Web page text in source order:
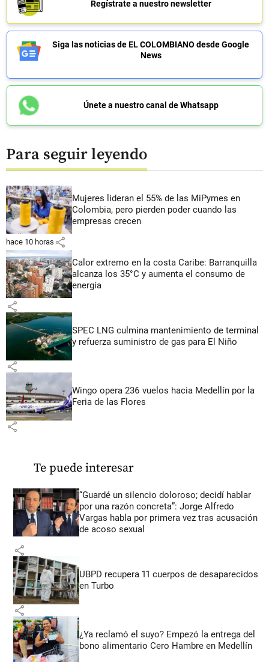
Regístrate a nuestro newsletter
Siga las noticias de EL COLOMBIANO desde Google
News
Únete a nuestro canal de Whatsapp
Para seguir leyendo
Mujeres lideran el 55% de las MiPymes en
Colombia, pero pierden poder cuando las
empresas crecen
hace 10 horas share
Calor extremo en la costa Caribe: Barranquilla
alcanza los 35°C y aumenta el consumo de
energía
share
SPEC LNG culmina mantenimiento de terminal
y refuerza suministro de gas para El Niño
share
Wingo opera 236 vuelos hacia Medellín por la
Feria de las Flores
share
Te puede interesar
“Guardé un silencio doloroso; decidí hablar
por una razón concreta”: Jorge Alfredo
Vargas habla por primera vez tras acusación
de acoso sexual
share
UBPD recupera 11 cuerpos de desaparecidos
en Turbo
share
¿Ya reclamó el suyo? Empezó la entrega del
bono alimentario Cero Hambre en Medellín